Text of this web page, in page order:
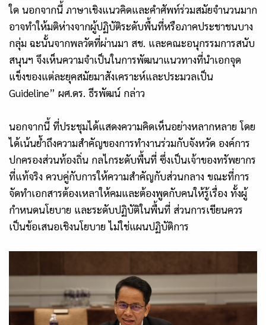
ใด นอกจากนี้ ภาษาเชิงแนวคิดและคำศัพท์ร่วมสมัยจำนวนมาก
อาจทำให้มติห่างจากผู้ปฏิบัติระดับพื้นที่หรือภาคประชาชนบาง
กลุ่ม ฉะนั้นจากพลวัตที่ผ่านมา สช. และคณะอนุกรรมการสนับ
สนุนฯ จึงเห็นความจำเป็นในการพัฒนาแนวทางที่นำเอกจุด
แข็งของแต่ละยุคสมัยมาสังเคราะห์และประมวลเป็น
Guideline” ผศ.ดร. ธีรพัฒน์ กล่าว
นอกจากนี้ ที่ประชุมได้แสดงความคิดเห็นอย่างหลากหลาย โดย
ได้เน้นย้ำถึงความสำคัญของการทำงานร่วมกับจังหวัด องค์การ
ปกครองส่วนท้องถิ่น กลไกระดับพื้นที่ ซึ่งเป็นเจ้าของทรัพยากร
ที่แท้จริง ควบคู่กับการให้ความสำคัญกับส่วนกลาง ขณะที่การ
จัดทำเอกสารต้องเหลาให้คมและต้องพูดกับคนให้รู้เรื่อง ทั้งผู้
กำหนดนโยบาย และระดับปฏิบัติในพื้นที่ ส่วนการเขียนควร
เป็นข้อเสนอเชิงนโยบาย ไม่ใช่แผนปฏิบัติการ